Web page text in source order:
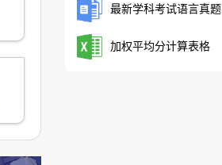
最新学科考试语言真题
加权平均分计算表格